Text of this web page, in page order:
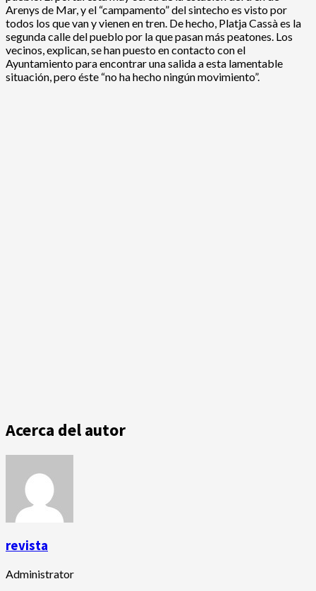
Arenys de Mar, y el “campamento” del sintecho es visto por
todos los que van y vienen en tren. De hecho, Platja Cassà es la
segunda calle del pueblo por la que pasan más peatones. Los
vecinos, explican, se han puesto en contacto con el
Ayuntamiento para encontrar una salida a esta lamentable
situación, pero éste “no ha hecho ningún movimiento”.
Acerca del autor
revista
Administrator